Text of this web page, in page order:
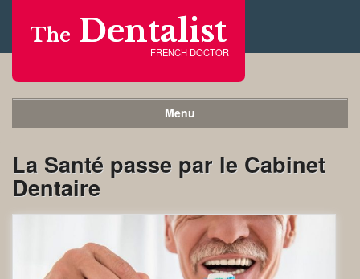
The Dentalist
FRENCH DOCTOR
Menu
La Santé passe par le Cabinet
Dentaire